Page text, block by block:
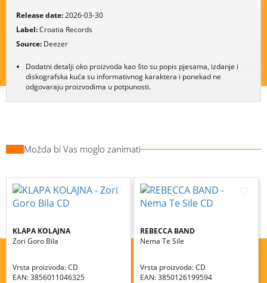
Release date:2026-03-30
Label:Croatia Records
Source: Deezer
Dodatni detalji oko proizvoda kao što su popis pjesama, izdanje i
diskografska kuća su informativnog karaktera i ponekad ne
odgovaraju proizvodima u potpunosti.
Možda bi Vas moglo zanimati
KLAPA KOLAJNA
Zori Goro Bila
Vrsta proizvoda: CD
EAN: 3856011046325
REBECCA BAND
Nema Te Sile
Vrsta proizvoda: CD
EAN: 3850126199594